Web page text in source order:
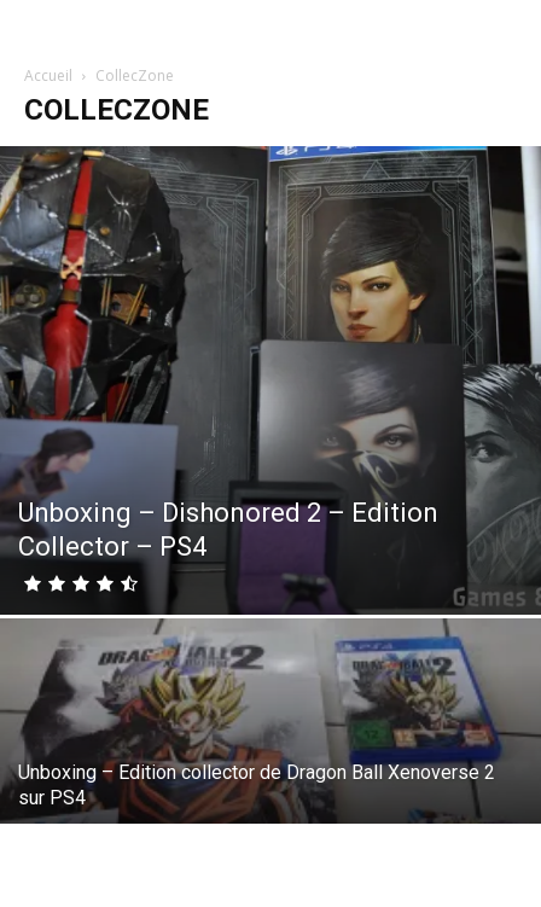
Accueil CollecZone
COLLECZONE
Unboxing – Dishonored 2 – Edition
Collector – PS4
Unboxing – Edition collector de Dragon Ball Xenoverse 2
sur PS4